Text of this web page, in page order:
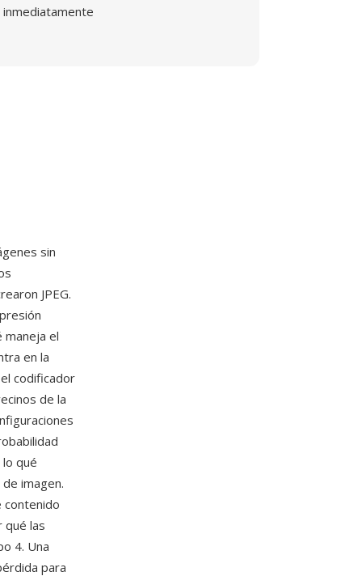
inmediatamente
sin
JPEG.
maneja el
en la
codificador
de la
qué
imagen.
contenido
qué las
4. Una
para